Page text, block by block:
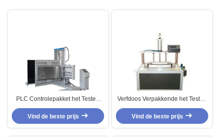
PLC Controlepakket het Testen
Materiaal, het Vastklemmen van
ASTM D6055 Verpakkende het
Testen Instrumenten
Vind de beste prijs
Verfdoos Verpakkende het Testen
Instrumenten voor het
Ondergoeddoos van het
Schoenoverhemd
Vind de beste prijs